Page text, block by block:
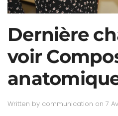
Dernière
voir
Written by communication on 7